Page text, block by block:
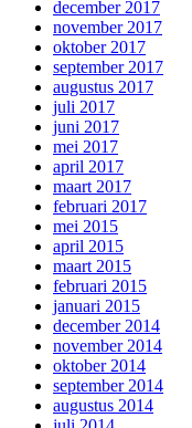
december 2017
november 2017
oktober 2017
september 2017
augustus 2017
juli 2017
juni 2017
mei 2017
april 2017
maart 2017
februari 2017
mei 2015
april 2015
maart 2015
februari 2015
januari 2015
december 2014
november 2014
oktober 2014
september 2014
augustus 2014